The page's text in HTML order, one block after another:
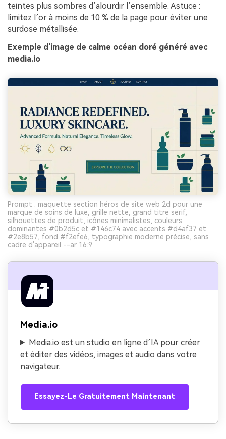
teintes plus sombres d’alourdir l’ensemble. Astuce :
limitez l’or à moins de 10 % de la page pour éviter une
surdose métallisée.
Exemple d'image de calme océan doré généré avec
media.io
Prompt : maquette section héros de site web 2d pour une
marque de soins de luxe, grille nette, grand titre serif,
silhouettes de produit, icônes minimalistes, couleurs
dominantes #0b2d5c et #146c74 avec accents #d4af37 et
#2e8b57, fond #f2efe6, typographie moderne précise, sans
cadre d’appareil --ar 16:9
Media.io
Media.io est un studio en ligne d’IA pour créer
et éditer des vidéos, images et audio dans votre
navigateur.
Essayez-Le Gratuitement Maintenant